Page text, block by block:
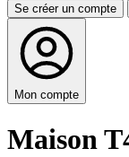
Se créer un compte
Mon compte
Maison